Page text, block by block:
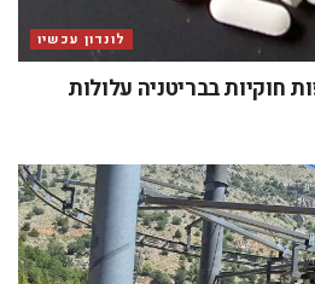
לונדון עכשיו
חוקיות בבריטניה עלולות